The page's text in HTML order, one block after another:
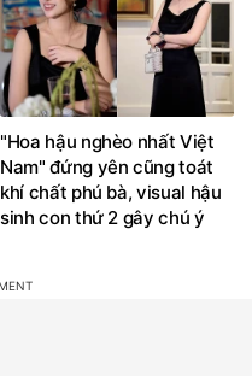
"Hoa hậu nghèo nhất Việt
Nam" đứng yên cũng toát
khí chất phú bà, visual hậu
sinh con thứ 2 gây chú ý